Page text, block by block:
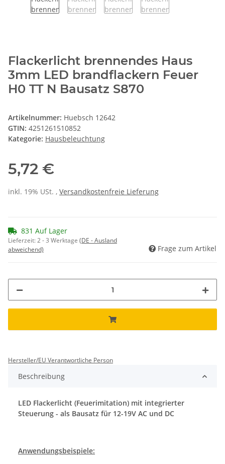
Flackerlicht brennendes Haus
3mm LED brandflackern Feuer
H0 TT N Bausatz S870
Artikelnummer: Huebsch 12642
GTIN: 4251261510852
Kategorie: Hausbeleuchtung
5,72 €
inkl. 19% USt. , Versandkostenfreie Lieferung
831 Auf Lager
Lieferzeit:2 - 3 Werktage (DE - Ausland
abweichend)
Frage zum Artikel
Hersteller/EU Verantwortliche Person
Beschreibung
LED Flackerlicht (Feuerimitation) mit integrierter
Steuerung - als Bausatz für 12-19V AC und DC
Anwendungsbeispiele: